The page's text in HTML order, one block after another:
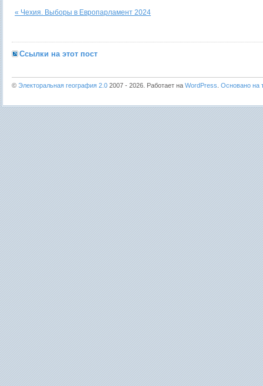
« Чехия. Выборы в Европарламент 2024
Ссылки на этот пост
© Электоральная география 2.0 2007 - 2026. Работает на WordPress Основано на